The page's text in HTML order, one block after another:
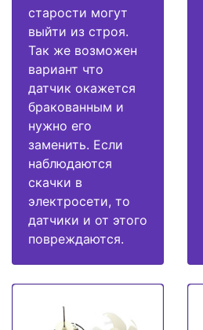
старости могут
выйти из строя.
Так же возможен
вариант что
датчик окажется
бракованным и
нужно его
заменить. Если
наблюдаются
скачки в
электросети, то
датчики и от этого
повреждаются.